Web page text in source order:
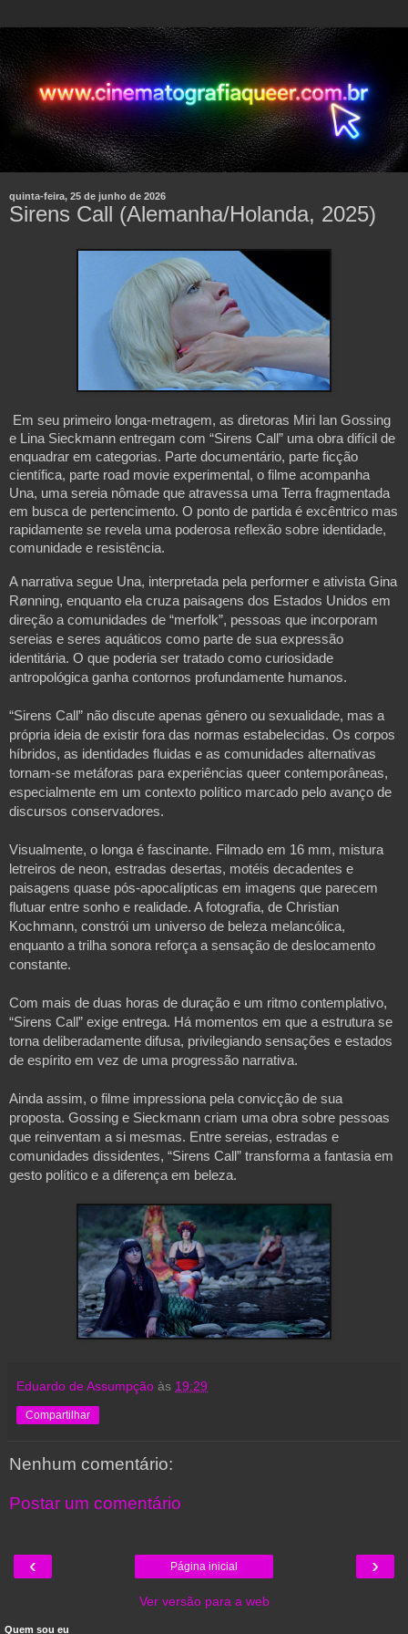
quinta-feira, 25 de junho de 2026
Sirens Call (Alemanha/Holanda, 2025)
Em seu primeiro longa-metragem, as diretoras Miri Ian Gossing
e Lina Sieckmann entregam com “Sirens Call” uma obra difícil de
enquadrar em categorias. Parte documentário, parte ficção
científica, parte road movie experimental, o filme acompanha
Una, uma sereia nômade que atravessa uma Terra fragmentada
em busca de pertencimento. O ponto de partida é excêntrico mas
rapidamente se revela uma poderosa reflexão sobre identidade,
comunidade e resistência.
A narrativa segue Una, interpretada pela performer e ativista Gina
Rønning, enquanto ela cruza paisagens dos Estados Unidos em
direção a comunidades de “merfolk”, pessoas que incorporam
sereias e seres aquáticos como parte de sua expressão
identitária. O que poderia ser tratado como curiosidade
antropológica ganha contornos profundamente humanos.
“Sirens Call” não discute apenas gênero ou sexualidade, mas a
própria ideia de existir fora das normas estabelecidas. Os corpos
híbridos, as identidades fluidas e as comunidades alternativas
tornam-se metáforas para experiências queer contemporâneas,
especialmente em um contexto político marcado pelo avanço de
discursos conservadores.
Visualmente, o longa é fascinante. Filmado em 16 mm, mistura
letreiros de neon, estradas desertas, motéis decadentes e
paisagens quase pós-apocalípticas em imagens que parecem
flutuar entre sonho e realidade. A fotografia, de Christian
Kochmann, constrói um universo de beleza melancólica,
enquanto a trilha sonora reforça a sensação de deslocamento
constante.
Com mais de duas horas de duração e um ritmo contemplativo,
“Sirens Call” exige entrega. Há momentos em que a estrutura se
torna deliberadamente difusa, privilegiando sensações e estados
de espírito em vez de uma progressão narrativa.
Ainda assim, o filme impressiona pela convicção de sua
proposta. Gossing e Sieckmann criam uma obra sobre pessoas
que reinventam a si mesmas. Entre sereias, estradas e
comunidades dissidentes, “Sirens Call” transforma a fantasia em
gesto político e a diferença em beleza.
Eduardo de Assumpção às 19:29
Compartilhar
Nenhum comentário:
Postar um comentário
‹ ›
Página inicial
Ver versão para a web
Quem sou eu